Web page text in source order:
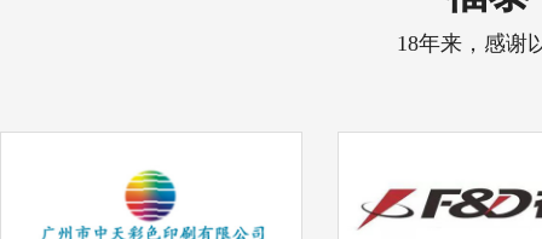
18年来，感谢